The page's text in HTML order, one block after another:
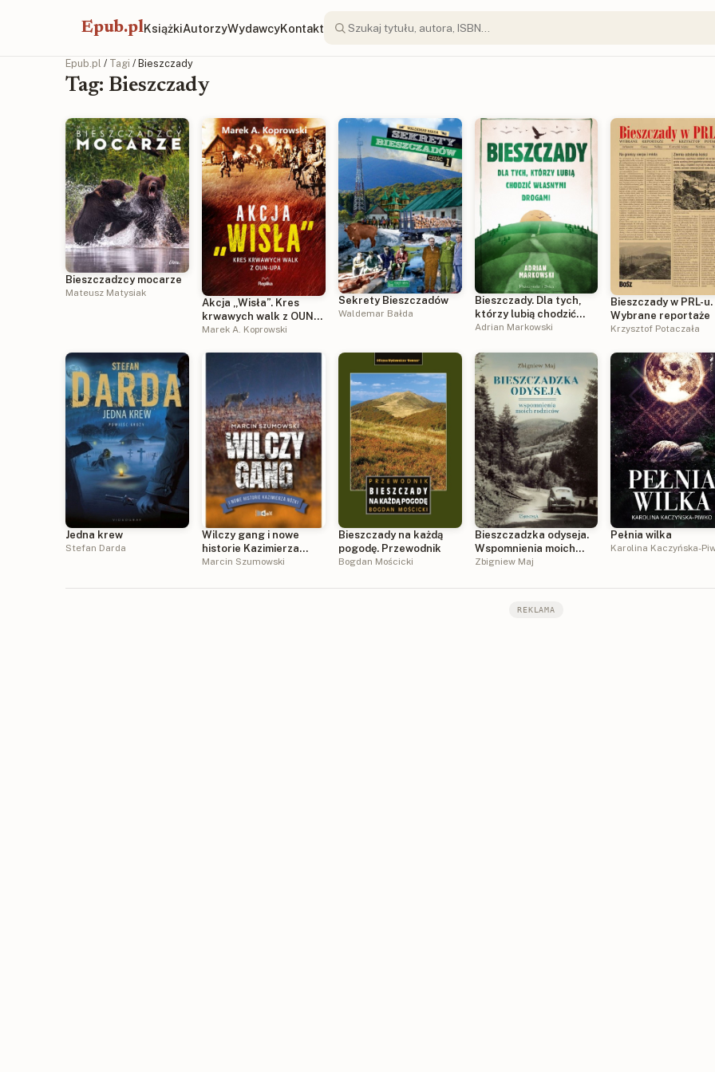
Epub.plKsiążkiAutorzyWydawcyKontakt
Epub.pl / Tagi / Bieszczady
Tag: Bieszczady
Bieszczadzcy mocarze
Mateusz Matysiak
Akcja „Wisła”. Kres
krwawych walk z OUN-
UPA
Marek A. Koprowski
Sekrety Bieszczadów
Waldemar Bałda
Bieszczady. Dla tych,
którzy lubią chodzić
własnymi drogami
Adrian Markowski
Bieszczady w PRL-u.
Wybrane reportaże
Krzysztof Potaczała
Jedna krew
Stefan Darda
Wilczy gang i nowe
historie Kazimierza
Nóżki
Marcin Szumowski
Bieszczady na każdą
pogodę. Przewodnik
Bogdan Mościcki
Bieszczadzka odyseja.
Wspomnienia moich
rodziców
Zbigniew Maj
Pełnia wilka
Karolina Kaczyńska-
REKLAMA